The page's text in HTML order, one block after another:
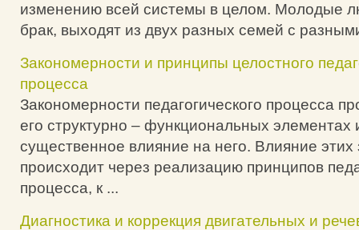
изменению всей системы в целом. Молодые
брак, выходят из двух разных семей с
Закономерности и принципы целостного
процесса
Закономерности педагогического процесса
его структурно – функциональных элементах
существенное влияние на него. Влияние этих
происходит через реализацию принципов
процесса, к ...
Диагностика и коррекция двигательных и